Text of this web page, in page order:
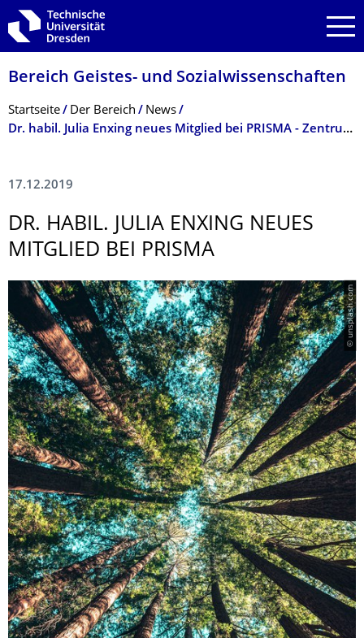
Zur Hauptnavigation springen
Zur Suche springen
Zum Inhalt springen
Bereich Geistes- und Sozialwissenschaf­ten
Breadcrumb-Menü
Startseite Der Bereich
News
Dr. habil. Julia Enxing neues Mitglied bei PRISMA - Zentrum für Nachhaltigkeitsbewertung und -politik
17.12.2019
DR. HABIL. JULIA ENXING NEUES
MITGLIED BEI PRISMA
© unsplash.com